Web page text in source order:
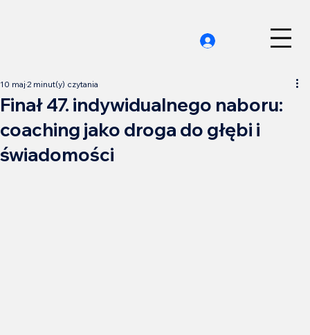
Finał 47. indywidualnego naboru:
coaching jako droga do głębi i
świadomości
10 maj 2 minut(y) czytania